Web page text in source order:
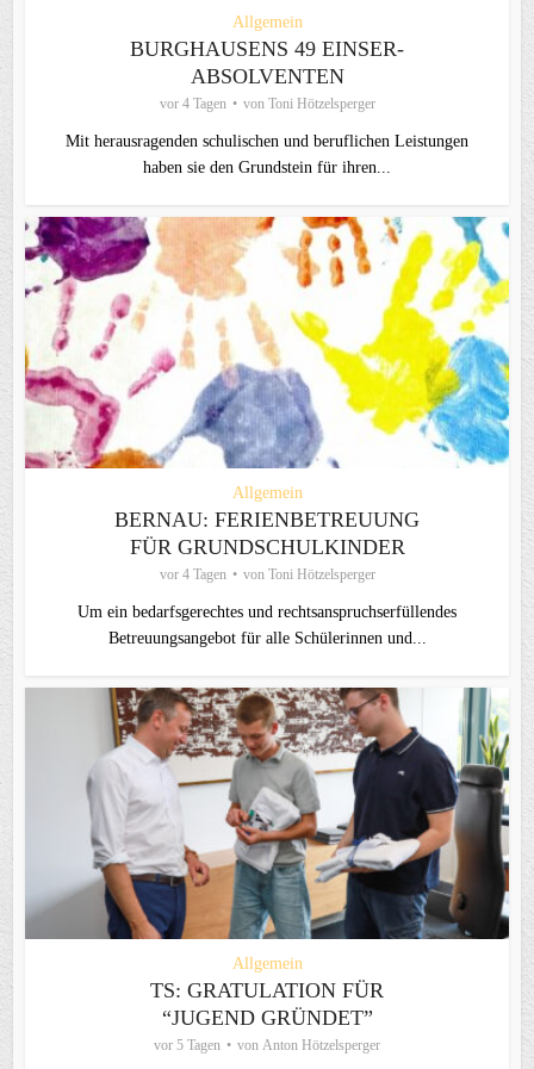
Allgemein
BURGHAUSENS 49 EINSER-
ABSOLVENTEN
vor 4 Tagen von Toni Hötzelsperger
Mit herausragenden schulischen und beruflichen Leistungen
haben sie den Grundstein für ihren...
Allgemein
BERNAU: FERIENBETREUUNG
FÜR GRUNDSCHULKINDER
vor 4 Tagen von Toni Hötzelsperger
Um ein bedarfsgerechtes und rechtsanspruchserfüllendes
Betreuungsangebot für alle Schülerinnen und...
Allgemein
TS: GRATULATION FÜR
“JUGEND GRÜNDET”
vor 5 Tagen von Anton Hötzelsperger